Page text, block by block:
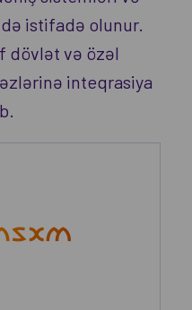
istifadə olunur.
dövlət və özəl
inteqrasiya